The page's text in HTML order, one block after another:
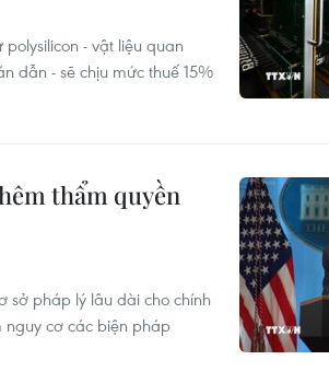
- vật liệu quan
dẫn - sẽ chịu mức thuế 15%
thẩm quyền
sở pháp lý lâu dài cho chính
nguy cơ các biện pháp